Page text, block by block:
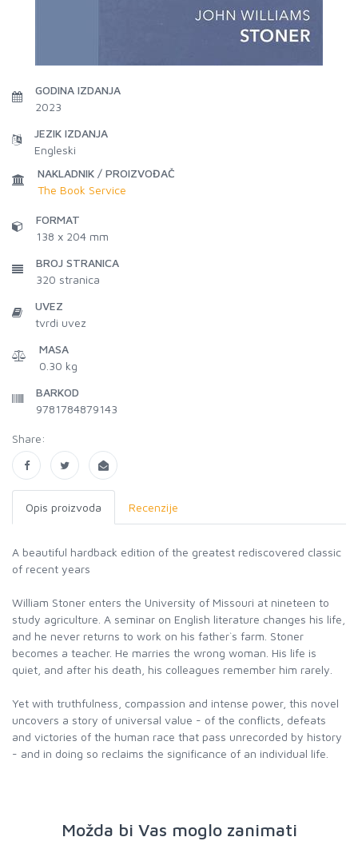
GODINA IZDANJA
2023
JEZIK IZDANJA
Engleski
NAKLADNIK / PROIZVOĐAČ
The Book Service
FORMAT
138 x 204 mm
BROJ STRANICA
320 stranica
UVEZ
tvrdi uvez
MASA
0.30 kg
BARKOD
9781784879143
Share:
Opis proizvoda Recenzije
A beautiful hardback edition of the greatest rediscovered classic
of recent years
William Stoner enters the University of Missouri at nineteen to
study agriculture. A seminar on English literature changes his life,
and he never returns to work on his father`s farm. Stoner
becomes a teacher. He marries the wrong woman. His life is
quiet, and after his death, his colleagues remember him rarely.
Yet with truthfulness, compassion and intense power, this novel
uncovers a story of universal value - of the conflicts, defeats
and victories of the human race that pass unrecorded by history
- and in doing so reclaims the significance of an individual life.
Možda bi Vas moglo zanimati